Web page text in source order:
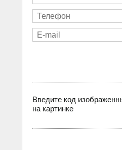
Введите код
на картинке